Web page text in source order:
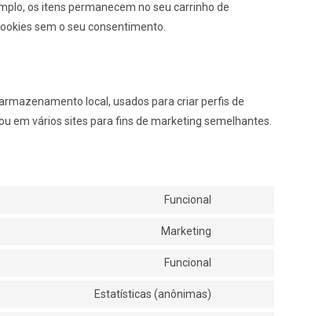
os itens permanecem no seu carrinho de
sem o seu consentimento.
local, usados para criar perfis de
em vários sites para fins de marketing semelhantes.
Funcional
Marketing
Funcional
Estatísticas (anônimas)